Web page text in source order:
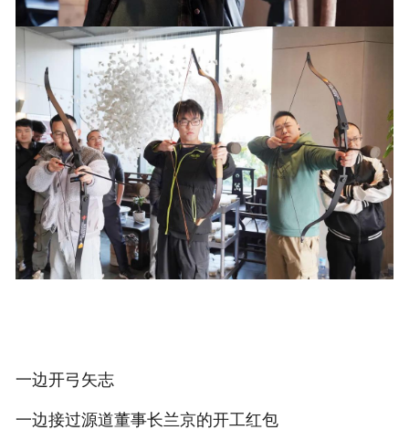
一边开弓矢志
一边接过源道董事长兰京的开工红包